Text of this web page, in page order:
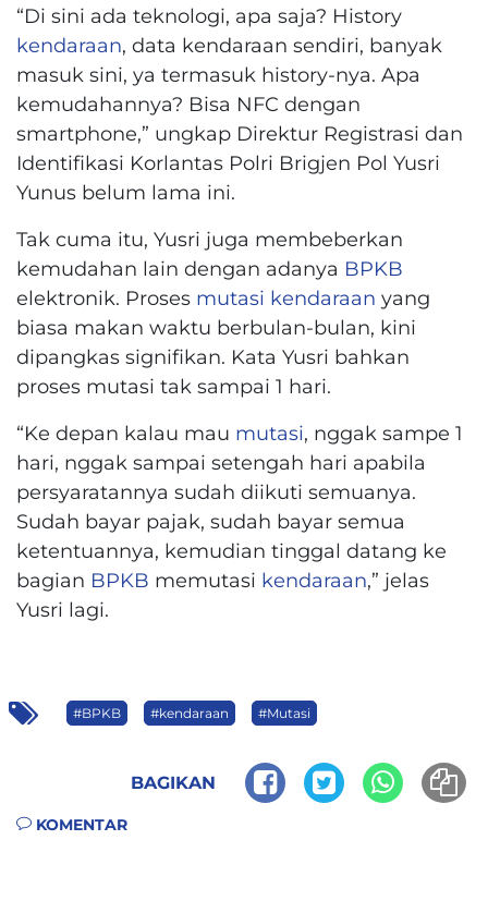
“Di sini ada teknologi, apa saja? History
kendaraan, data kendaraan sendiri, banyak
masuk sini, ya termasuk history-nya. Apa
kemudahannya? Bisa NFC dengan
smartphone,” ungkap Direktur Registrasi dan
Identifikasi Korlantas Polri Brigjen Pol Yusri
Yunus belum lama ini.
Tak cuma itu, Yusri juga membeberkan
kemudahan lain dengan adanya BPKB
elektronik. Proses mutasi kendaraan yang
biasa makan waktu berbulan-bulan, kini
dipangkas signifikan. Kata Yusri bahkan
proses mutasi tak sampai 1 hari.
“Ke depan kalau mau mutasi, nggak sampe 1
hari, nggak sampai setengah hari apabila
persyaratannya sudah diikuti semuanya.
Sudah bayar pajak, sudah bayar semua
ketentuannya, kemudian tinggal datang ke
bagian BPKB memutasi kendaraan,” jelas
Yusri lagi.
#BPKB #kendaraan #Mutasi
BAGIKAN
KOMENTAR